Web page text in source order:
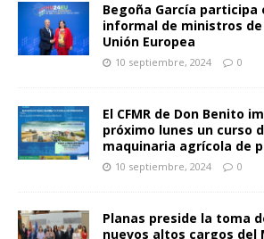
Begoña García participa
informal de ministros
Unión Europea
10 septiembre, 2024 0
El CFMR de Don Benito
próximo lunes un curso
maquinaria agrícola de
10 septiembre, 2024 0
Planas preside la toma
nuevos altos cargos del